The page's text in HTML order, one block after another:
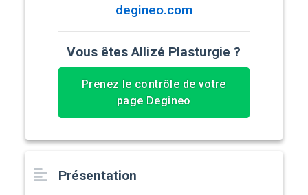
Présentation
degineo.com
Vous êtes Allizé Plasturgie ?
Prenez le contrôle de votre
page Degineo